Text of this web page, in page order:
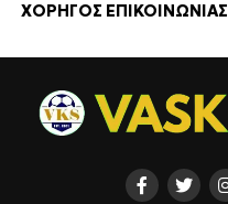
ΧΟΡΗΓΟΣ ΕΠΙΚΟΙΝΩΝΙΑΣ